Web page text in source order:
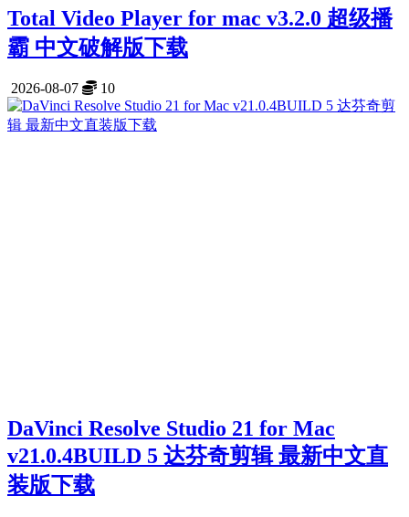
Total Video Player for mac v3.2.0 超级播
霸 中文破解版下载
2026-08-07 10
DaVinci Resolve Studio 21 for Mac
v21.0.4BUILD 5 达芬奇剪辑 最新中文直
装版下载